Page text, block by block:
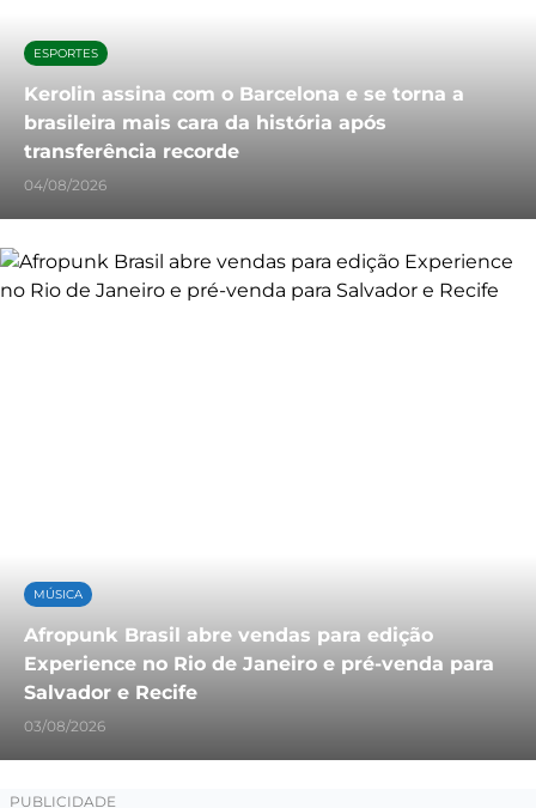
ESPORTES
Kerolin assina com o Barcelona e se torna a
brasileira mais cara da história após
transferência recorde
04/08/2026
MÚSICA
Afropunk Brasil abre vendas para edição
Experience no Rio de Janeiro e pré-venda para
Salvador e Recife
03/08/2026